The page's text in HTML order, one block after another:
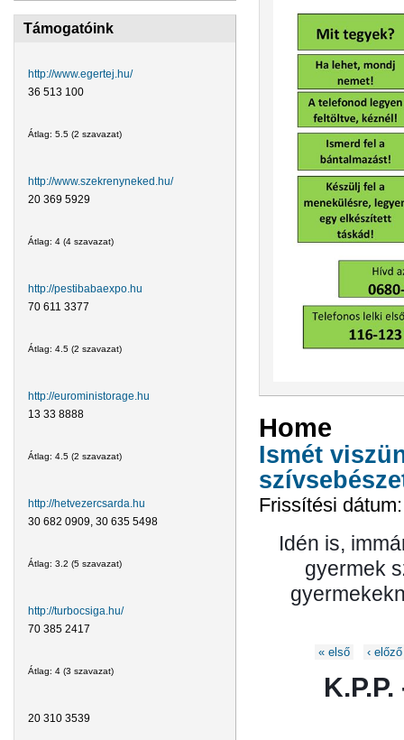
Támogatóink
http://www.egertej.hu/
36 513 100
Átlag: 5.5 (2 szavazat)
http://www.szekrenyneked.hu/
20 369 5929
Átlag: 4 (4 szavazat)
http://pestibabaexpo.hu
70 611 3377
Átlag: 4.5 (2 szavazat)
http://euroministorage.hu
13 33 8888
Átlag: 4.5 (2 szavazat)
http://hetvezercsarda.hu
30 682 0909, 30 635 5498
Átlag: 3.2 (5 szavazat)
http://turbocsiga.hu/
70 385 2417
Átlag: 4 (3 szavazat)
20 310 3539
Home
Ismét
Frissítési
Idén is,
gyermek
Oldalak« első ‹ előző